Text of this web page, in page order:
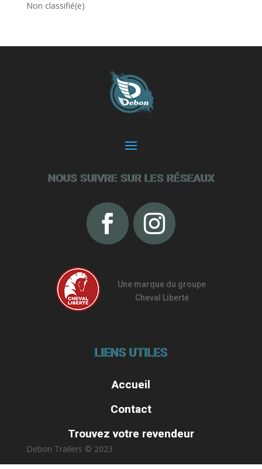
Non classifié(e)
NOUS SUIVRE SUR LES RÉSEAUX
Une marque du groupe
Cheval Liberté
LIENS UTILES
Accueil
Contact
Trouvez votre revendeur
Debon Trailers © 2023